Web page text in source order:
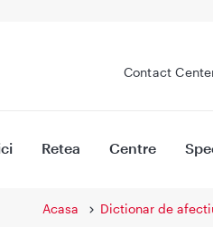
Contact
Retea Centre
Acasa Dictionar de